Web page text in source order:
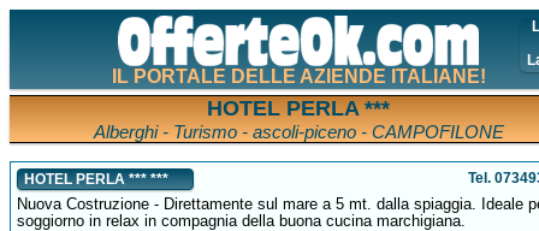
IL PORTALE DELLE AZIENDE ITALIANE!
HOTEL PERLA ***
Alberghi - Turismo - ascoli-piceno - CAMPOFILONE
HOTEL PERLA *** *** Tel.
Nuova Costruzione - Direttamente sul mare a 5 mt. dalla spiaggia. Ideale
soggiorno in relax in compagnia della buona cucina marchigiana.